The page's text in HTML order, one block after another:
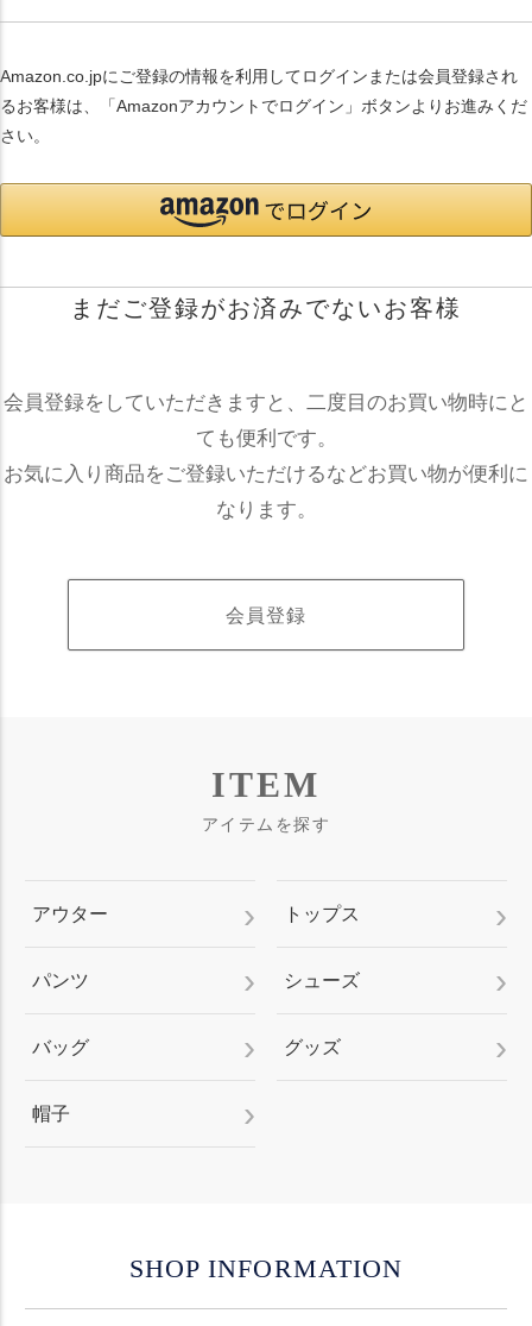
Amazon.co.jpにご登録の情報を利用してログインまたは会員登録され
るお客様は、「Amazonアカウントでログイン」ボタンよりお進みくだ
さい。
まだご登録がお済みでないお客様
会員登録をしていただきますと、二度目のお買い物時にと
ても便利です。
お気に入り商品をご登録いただけるなどお買い物が便利に
なります。
会員登録
ITEM
アイテムを探す
アウター トップス
パンツ シューズ
バッグ グッズ
帽子
SHOP INFORMATION